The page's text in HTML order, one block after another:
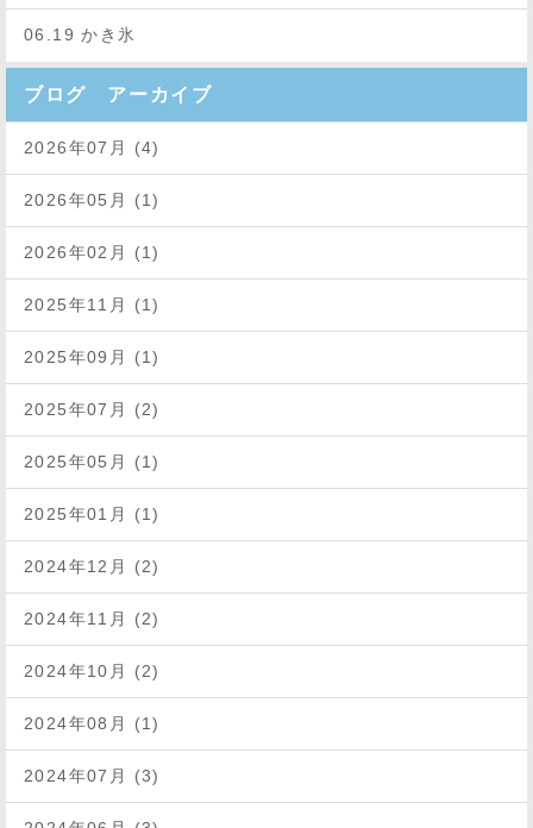
06.19 かき氷
ブログ アーカイブ
2026年07月 (4)
2026年05月 (1)
2026年02月 (1)
2025年11月 (1)
2025年09月 (1)
2025年07月 (2)
2025年05月 (1)
2025年01月 (1)
2024年12月 (2)
2024年11月 (2)
2024年10月 (2)
2024年08月 (1)
2024年07月 (3)